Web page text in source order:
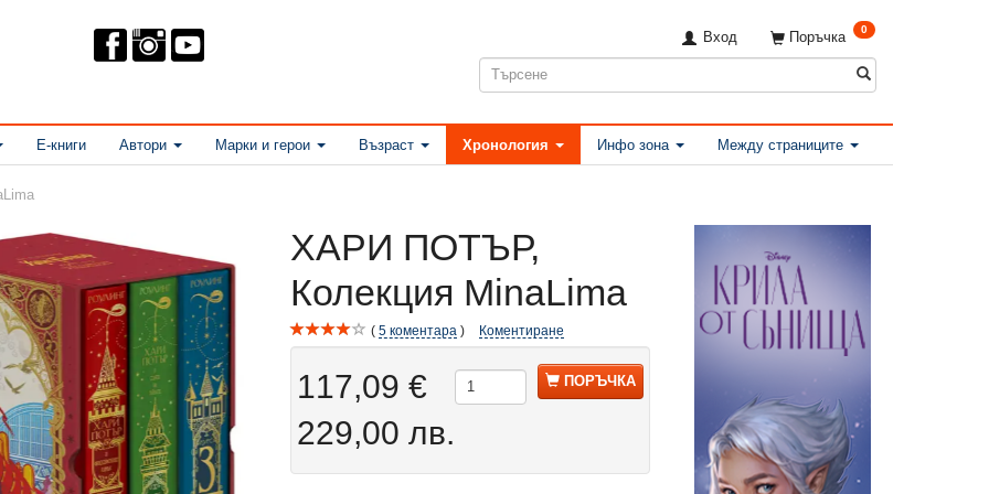
Поръчка 0
Вход
Е-книги Автори Марки и герои Възраст Хронология Инфо зона Между страниците
ХАРИ ПОТЪР,
Колекция MinaLima
5 коментара Коментиране
117,09 €
229,00 лв.
ПОРЪЧКА